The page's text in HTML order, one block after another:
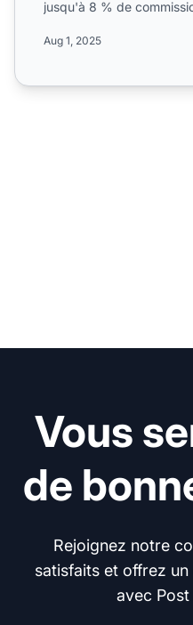
jusqu'à 8 % de
Aug 1, 2025
Vous
de
Rejoignez notre
satisfaits et offrez
avec